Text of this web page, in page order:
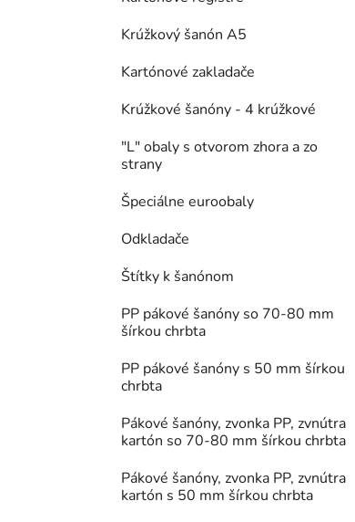
Krúžkový šanón A5
Kartónové zakladače
Krúžkové šanóny - 4 krúžkové
"L" obaly s otvorom zhora a zo
strany
Špeciálne euroobaly
Odkladače
Štítky k šanónom
PP pákové šanóny so 70-80 mm
šírkou chrbta
PP pákové šanóny s 50 mm šírkou
chrbta
Pákové šanóny, zvonka PP, zvnútra
kartón so 70-80 mm šírkou chrbta
Pákové šanóny, zvonka PP, zvnútra
kartón s 50 mm šírkou chrbta